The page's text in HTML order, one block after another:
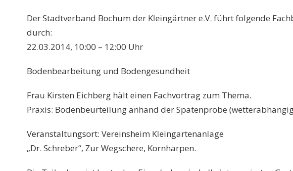
Der Stadtverband Bochum der Kleingärtner e.V. führt folgende
durch:
22.03.2014, 10:00 – 12:00 Uhr
Bodenbearbeitung und Bodengesundheit
Frau Kirsten Eichberg hält einen Fachvortrag zum Thema.
Praxis: Bodenbeurteilung anhand der Spatenprobe
Veranstaltungsort: Vereinsheim Kleingartenanlage
„Dr. Schreber“, Zur Wegschere, Kornharpen.